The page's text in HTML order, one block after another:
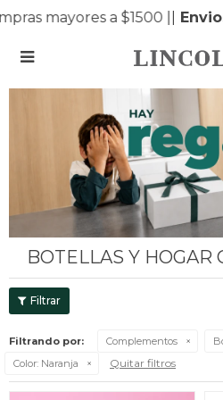
mayores a $1500 |

BOTELLAS Y HOGAR
Filtrando por: Complementos
Color: Naranja Quitar filtros